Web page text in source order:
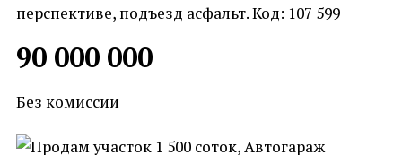
перспективе, подъезд асфальт. Код: 107 599
90 000 000
Без комиссии